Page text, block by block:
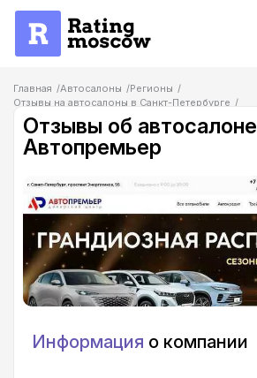
Главная Автосалоны
Регионы
Отзывы на автосалоны в Санкт-Петербурге
Отзывы об автосалоне Автопремьер
Отзывы об автосалоне
Автопремьер
Информация о компании